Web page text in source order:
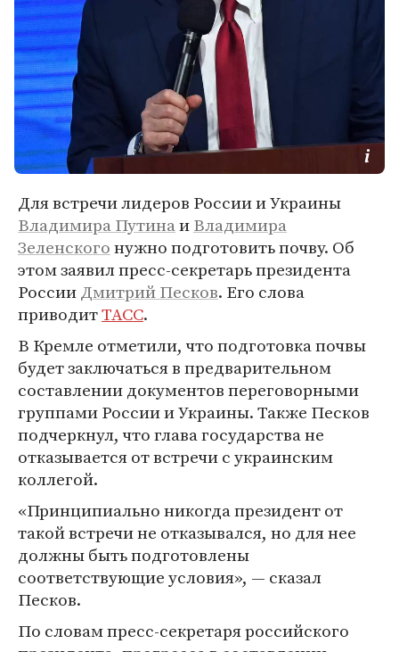
Для встречи лидеров России и Украины
Владимира ПутинаиВладимира
Зеленскогонужно подготовить почву. Об
этом заявил пресс-секретарь президента
РоссииДмитрий Песков. Его слова
приводитТАСС.
В Кремле отметили, что подготовка почвы
будет заключаться в предварительном
составлении документов переговорными
группами России и Украины. Также Песков
подчеркнул, что глава государства не
отказывается от встречи с украинским
коллегой.
«Принципиально никогда президент от
такой встречи не отказывался, но для нее
должны быть подготовлены
соответствующие условия», — сказал
Песков.
По словам пресс-секретаря российского